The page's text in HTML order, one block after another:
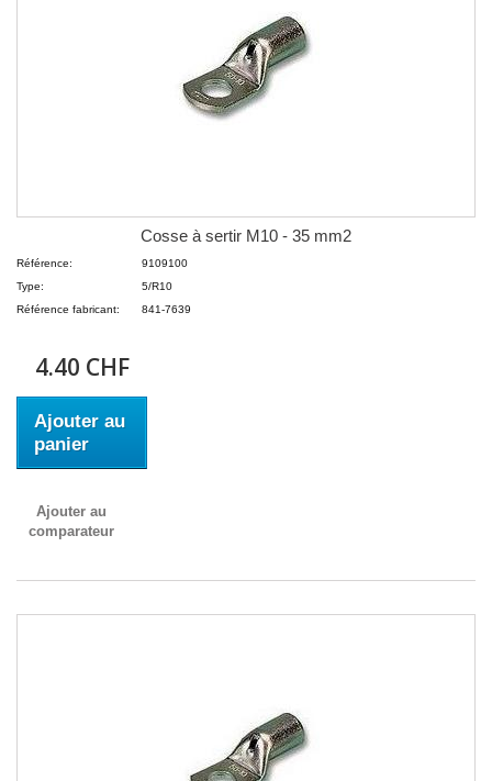
Cosse à sertir M10 - 35 mm2
Référence:
9109100
Type:
5/R10
Référence fabricant:
841-7639
4.40 CHF
Ajouter au
panier
Ajouter au
comparateur